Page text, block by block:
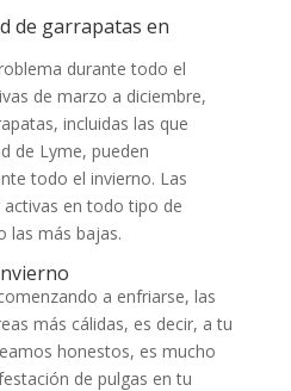
de garrapatas en
durante todo el
de marzo a diciembre,
incluidas las que
de Lyme, pueden
todo el invierno. Las
en todo tipo de
las más bajas.
a enfriarse, las
más cálidas, es decir, a tu
honestos, es mucho
de pulgas en tu